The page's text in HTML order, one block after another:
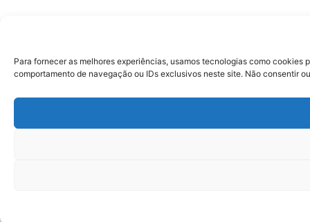
Para fornecer as melhores experiências, usamos tecnologias como
comportamento de navegação ou IDs exclusivos neste site. Não consentir